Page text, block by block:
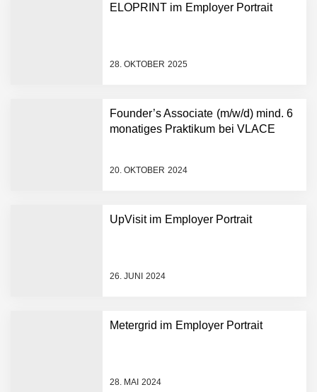
ELOPRINT im Employer Portrait
28. OKTOBER 2025
Founder’s Associate (m/w/d) mind. 6
monatiges Praktikum bei VLACE
20. OKTOBER 2024
UpVisit im Employer Portrait
26. JUNI 2024
Metergrid im Employer Portrait
28. MAI 2024
NEURA Robotics gibt
Dollar bekannt, um den
Plattform zu beschleunigen
NEURA Robotics und
AI breit auszurollen
Humanoider Roboter bringt
Hightech ins Stadion
FiniteNow ermöglicht